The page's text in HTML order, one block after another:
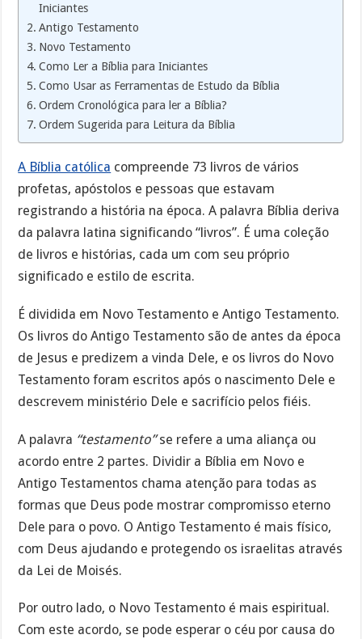
Iniciantes
Antigo Testamento
Novo Testamento
Como Ler a Bíblia para Iniciantes
Como Usar as Ferramentas de Estudo da Bíblia
Ordem Cronológica para ler a Bíblia?
Ordem Sugerida para Leitura da Bíblia
A Bíblia católica compreende 73 livros de vários
profetas, apóstolos e pessoas que estavam
registrando a história na época. A palavra Bíblia deriva
da palavra latina significando “livros”. É uma coleção
de livros e histórias, cada um com seu próprio
significado e estilo de escrita.
É dividida em Novo Testamento e Antigo Testamento.
Os livros do Antigo Testamento são de antes da época
de Jesus e predizem a vinda Dele, e os livros do Novo
Testamento foram escritos após o nascimento Dele e
descrevem ministério Dele e sacrifício pelos fiéis.
A palavra “testamento”se refere a uma aliança ou
acordo entre 2 partes. Dividir a Bíblia em Novo e
Antigo Testamentos chama atenção para todas as
formas que Deus pode mostrar compromisso eterno
Dele para o povo. O Antigo Testamento é mais físico,
com Deus ajudando e protegendo os israelitas através
da Lei de Moisés.
Por outro lado, o Novo Testamento é mais espiritual.
Com este acordo, se pode esperar o céu por causa do